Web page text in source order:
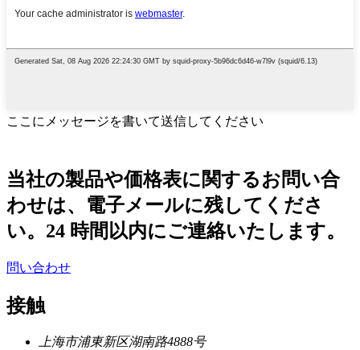
ここにメッセージを書いて送信してください
当社の製品や価格表に関するお問い合
わせは、電子メールに残してくださ
い。24 時間以内にご連絡いたします。
問い合わせ
接触
上海市浦東新区湖南路4888号